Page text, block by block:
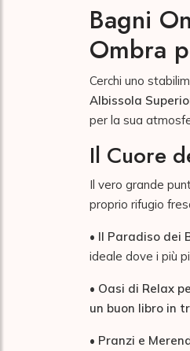
Bagni
Ombra
Cerchi uno
Albissola
per la sua
Il Cuore
Il vero grande
proprio rifugio
• Il Paradiso dei
ideale dove i più
• Oasi di Relax
un buon libro in
• Pranzi e